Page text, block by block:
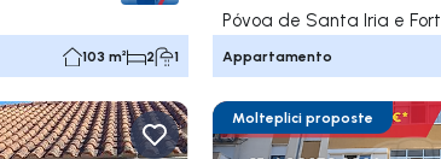
103 m² 2 1 Appartamento
Molteplici proposte